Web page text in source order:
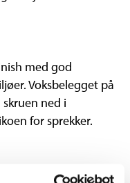
med god
Voksbelegget på
ned i
for sprekker.